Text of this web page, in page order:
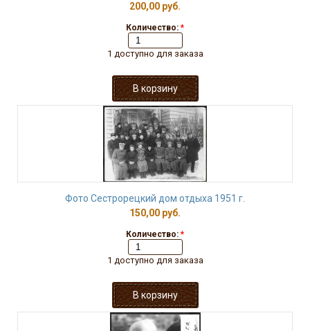
200,00 руб.
Количество: *
1 доступно для заказа
Фото Сестрорецкий дом отдыха 1951 г.
150,00 руб.
Количество: *
1 доступно для заказа